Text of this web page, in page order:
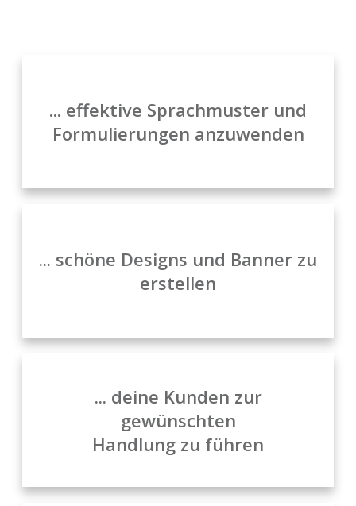
... effektive Sprachmuster und
Formulierungen anzuwenden
... schöne Designs und Banner zu
erstellen
... deine Kunden zur
gewünschten
Handlung zu führen